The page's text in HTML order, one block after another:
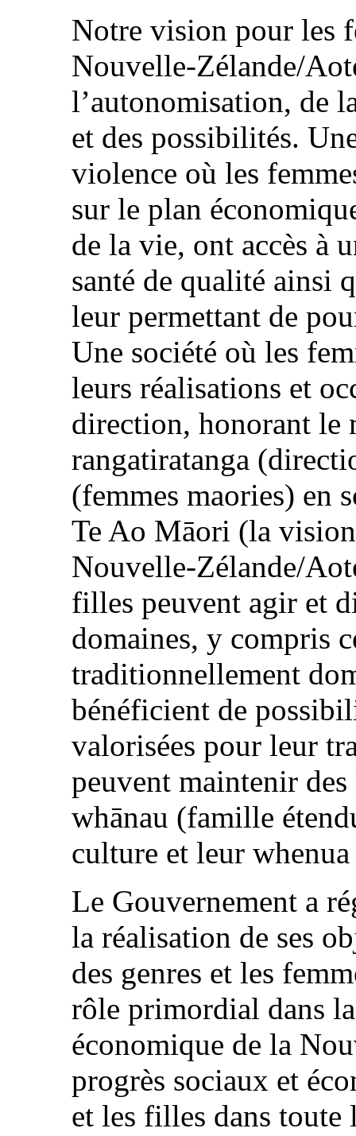
Notre vision pour les
Nouvelle-Zélande/
l’autonomisation, de
et des possibilités.
violence où les
sur le plan
de la vie, ont accès à
santé de qualité ainsi
leur permettant de
Une société où les
leurs réalisations et
direction, honorant le
rangatiratanga
(femmes maories) en
Te Ao Māori (la
Nouvelle-Zélande/
filles peuvent agir et
domaines, y compris
traditionnellement
bénéficient de
valorisées pour leur
peuvent maintenir
whānau (famille
culture et leur
Le Gouvernement a
la réalisation de ses
des genres et les
rôle primordial dans
économique de la
progrès sociaux et
et les filles dans